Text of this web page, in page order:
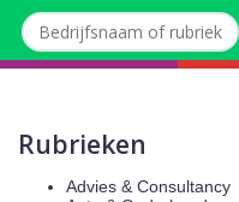
Rubrieken
Advies & Consultancy